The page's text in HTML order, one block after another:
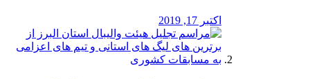
اکتبر 17, 2019